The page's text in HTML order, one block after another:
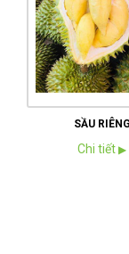
SẦU RIÊNG
Chi tiết ▶